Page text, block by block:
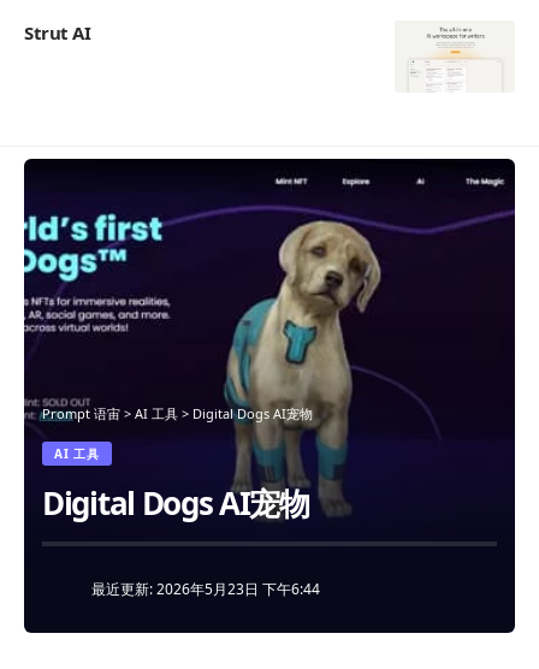
Strut AI
Prompt 语宙 > AI 工具 > Digital Dogs AI宠物
AI 工具
Digital Dogs AI宠物
最近更新: 2026年5月23日 下午6:44